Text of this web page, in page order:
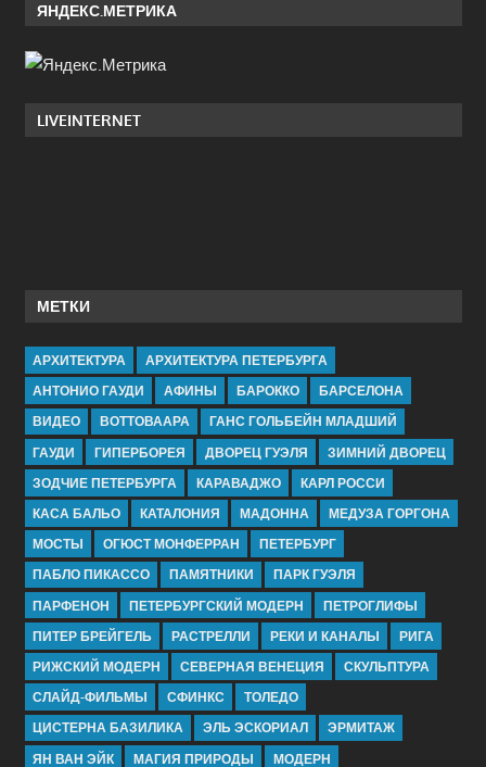
ЯНДЕКС.МЕТРИКА
LIVEINTERNET
МЕТКИ
АРХИТЕКТУРА
АРХИТЕКТУРА ПЕТЕРБУРГА
АНТОНИО ГАУДИ
АФИНЫ БАРОККО
БАРСЕЛОНА
ВИДЕО
ВОТТОВААРА
ГАНС ГОЛЬБЕЙН МЛАДШИЙ
ГАУДИ
ГИПЕРБОРЕЯ ДВОРЕЦ ГУЭЛЯ
ЗИМНИЙ ДВОРЕЦ
ЗОДЧИЕ ПЕТЕРБУРГА
КАРАВАДЖО
КАРЛ РОССИ
КАСА БАЛЬО
КАТАЛОНИЯ МАДОННА
МЕДУЗА ГОРГОНА
МОСТЫ
ОГЮСТ МОНФЕРРАН
ПЕТЕРБУРГ
ПАБЛО ПИКАССО
ПАМЯТНИКИ
ПАРК ГУЭЛЯ
ПАРФЕНОН
ПЕТЕРБУРГСКИЙ МОДЕРН
ПЕТРОГЛИФЫ
ПИТЕР БРЕЙГЕЛЬ
РАСТРЕЛЛИ РЕКИ И КАНАЛЫ
РИГА
РИЖСКИЙ МОДЕРН
СЕВЕРНАЯ ВЕНЕЦИЯ
СКУЛЬПТУРА
СЛАЙД-ФИЛЬМЫ
СФИНКС
ТОЛЕДО
ЦИСТЕРНА БАЗИЛИКА
ЭЛЬ ЭСКОРИАЛ
ЭРМИТАЖ
ЯН ВАН ЭЙК
МАГИЯ ПРИРОДЫ МОДЕРН